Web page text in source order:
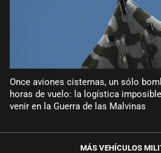
Once aviones cisternas, un sólo
horas de vuelo: la logística
venir en la Guerra de las Malvinas
MÁS VEHÍCULOS